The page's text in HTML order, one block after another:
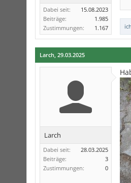
Dabei seit:
15.08.2023
Beiträge:
1.985
Zustimmungen:
1.167
Larch, 29.03.2025
Larch
Dabei seit:
28.03.2025
Beiträge:
3
Zustimmungen:
0